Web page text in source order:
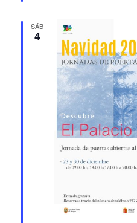
SÁB
4